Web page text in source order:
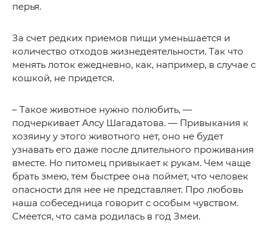
перья.
За счет редких приемов пищи уменьшается и
количество отходов жизнедеятельности. Так что
менять лоток ежедневно, как, например, в случае с
кошкой, не придется.
– Такое животное нужно полюбить, —
подчеркивает Алсу Шагадатова. — Привыкания к
хозяину у этого животного нет, оно не будет
узнавать его даже после длительного проживания
вместе. Но питомец привыкает к рукам. Чем чаще
брать змею, тем быстрее она поймет, что человек
опасности для нее не представляет. Про любовь
наша собеседница говорит с особым чувством.
Смеется, что сама родилась в год Змеи.